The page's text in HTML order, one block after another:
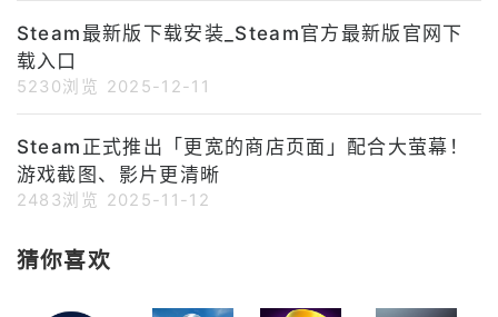
限管理较严格，手动安装时可能被
号，还可能因为网络
息），作为全年四大季节性大促的
愿望单的最佳时机。此次特卖延续
往年高力度折扣传统，覆盖3A大
作、独立精品、联机神作等全品类
游戏，众多热门作品有望迎来新史
低。核心亮点：折扣与品类双在线
折扣力度拉满，3A大作领衔降
Steam最新版下载安装_Steam官方最新版官网下
载入口
5230浏览 2025-12-11
Steam正式推出「更宽的商店页面」配合大萤幕！
游戏截图、影片更清晰
2483浏览 2025-11-12
猜你喜欢